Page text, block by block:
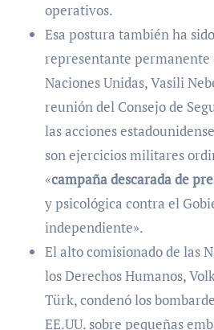
operativos.
Esa postura también ha
representante permanente
Naciones Unidas, Vasili
reunión del Consejo de
las acciones
son ejercicios militares
«campaña descarada de
y psicológica contra el
independiente».
El alto comisionado de las
los Derechos Humanos,
Türk, condenó los
EE.UU. sobre pequeñas